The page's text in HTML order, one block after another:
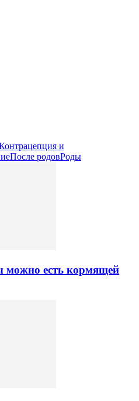
и
После родовРоды
можно есть кормящей